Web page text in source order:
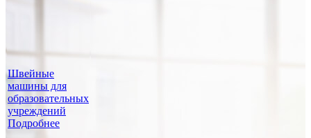
Швейные
машины для
образовательных
учреждений
Подробнее